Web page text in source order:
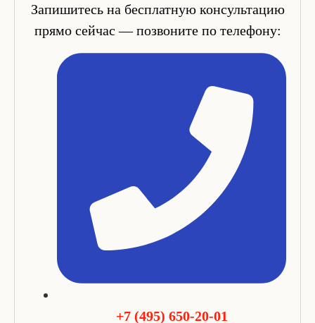
Запишитесь на бесплатную консультацию
прямо сейчас — позвоните по телефону:
+7 (495) 650-20-01